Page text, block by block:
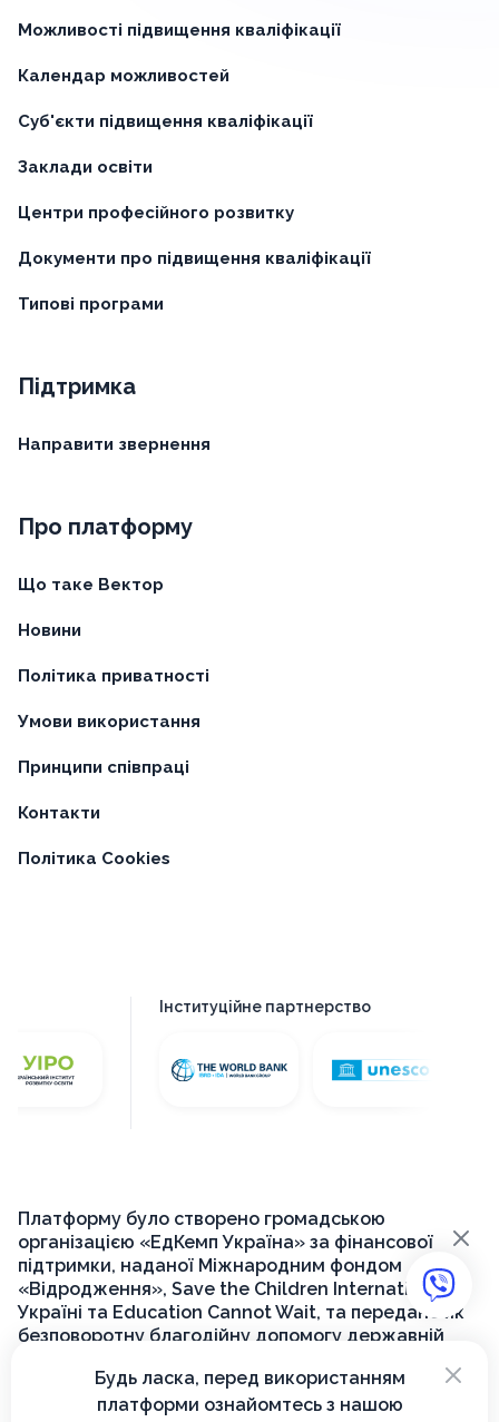
Можливості підвищення кваліфікації
Календар можливостей
Суб'єкти підвищення кваліфікації
Заклади освіти
Центри професійного розвитку
Документи про підвищення кваліфікації
Типові програми
Підтримка
Направити звернення
Про платформу
Що таке Вектор
Новини
Політика приватності
Умови використання
Принципи співпраці
Контакти
Політика Cookies
Інституційне партнерство
Платформу було створено громадською
організацією «ЕдКемп Україна» за фінансової
підтримки, наданої Міжнародним фондом
«Відродження», Save the Children International в
Україні та Education Cannot Wait, та передано як
безповоротну благодійну допомогу державній
для її подальшого функціонування на державному
×
Будь ласка, перед використанням
платформи ознайомтесь з нашою
×